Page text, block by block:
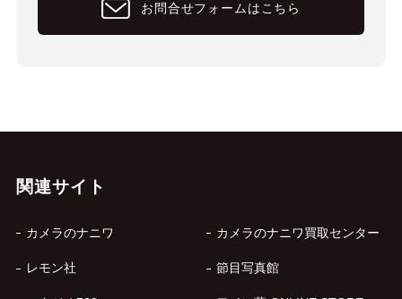
お問合せフォームはこちら
関連サイト
カメラのナニワ カメラのナニワ買取センター
レモン社 節目写真館